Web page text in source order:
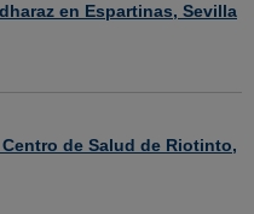
en Espartinas, Sevilla
de Salud de Riotinto,